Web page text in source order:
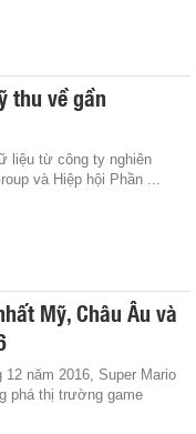
thu về gần
liệu từ công ty nghiên
và Hiệp hội Phần ...
Mỹ, Châu Âu và
12 năm 2016, Super Mario
phá thị trường game